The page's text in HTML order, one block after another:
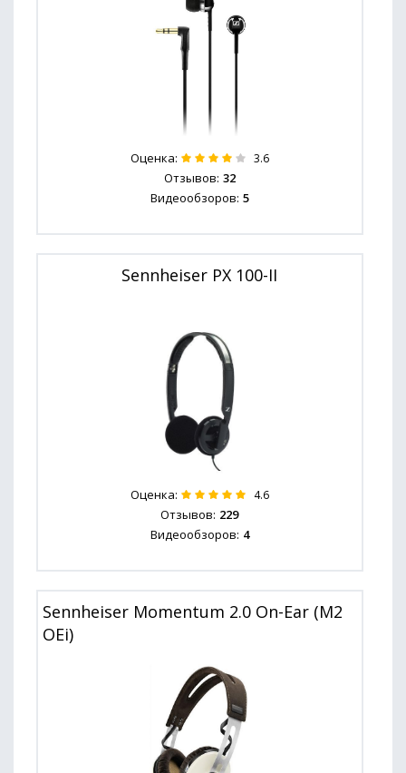
Оценка: 3.6
Отзывов: 32
Видеообзоров: 5
Sennheiser PX 100-II
Оценка: 4.6
Отзывов: 229
Видеообзоров: 4
Sennheiser Momentum 2.0 On-Ear (M2
OEi)